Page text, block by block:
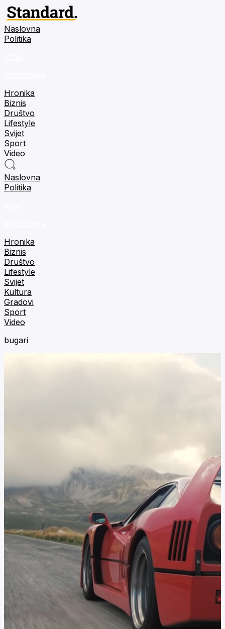
Naslovna
Politika
Hronika
Biznis
Društvo
Lifestyle
Svijet
Sport
Video
Naslovna
Politika
Hronika
Biznis
Društvo
Lifestyle
Svijet
Kultura
Gradovi
Sport
Video
bugari